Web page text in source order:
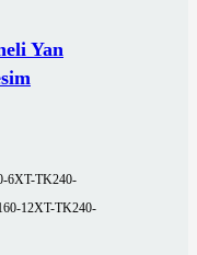
Yan
6XT-TK240-
12XT-TK240-